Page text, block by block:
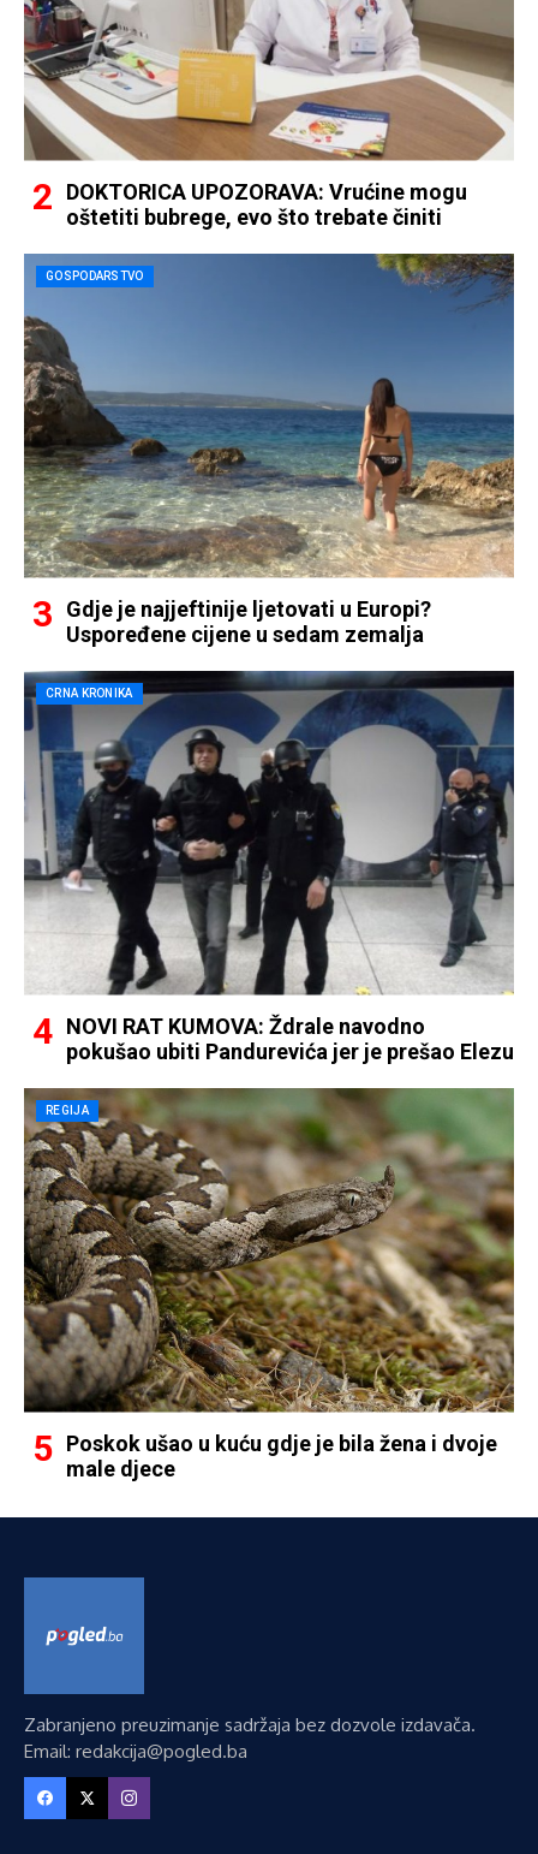
DOKTORICA UPOZORAVA: Vrućine mogu
oštetiti bubrege, evo što trebate činiti
GOSPODARSTVO
Gdje je najjeftinije ljetovati u Europi?
Uspoređene cijene u sedam zemalja
CRNA KRONIKA
NOVI RAT KUMOVA: Ždrale navodno
pokušao ubiti Pandurevića jer je prešao Elezu
REGIJA
Poskok ušao u kuću gdje je bila žena i dvoje
male djece
Zabranjeno preuzimanje sadržaja bez dozvole izdavača.
Email: redakcija@pogled.ba